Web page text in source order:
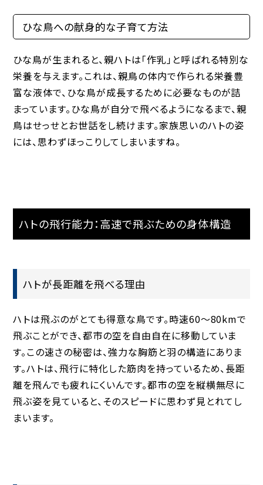
ひな鳥への献身的な子育て方法
ひな鳥が生まれると、親ハトは「作乳」と呼ばれる特別な
栄養を与えます。これは、親鳥の体内で作られる栄養豊
富な液体で、ひな鳥が成長するために必要なものが詰
まっています。ひな鳥が自分で飛べるようになるまで、親
鳥はせっせとお世話をし続けます。家族思いのハトの姿
には、思わずほっこりしてしまいますね。
ハトの飛行能力：高速で飛ぶための身体構造
ハトが長距離を飛べる理由
ハトは飛ぶのがとても得意な鳥です。時速60〜80kmで
飛ぶことができ、都市の空を自由自在に移動していま
す。この速さの秘密は、強力な胸筋と羽の構造にありま
す。ハトは、飛行に特化した筋肉を持っているため、長距
離を飛んでも疲れにくいんです。都市の空を縦横無尽に
飛ぶ姿を見ていると、そのスピードに思わず見とれてし
まいます。